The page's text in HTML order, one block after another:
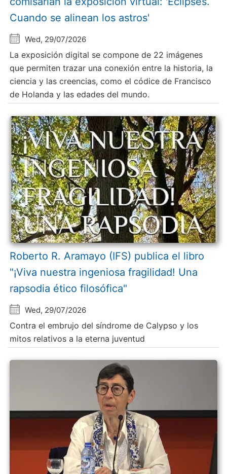
Cuando se alinean los astros'
Wed, 29/07/2026
La exposición digital se compone de 22 imágenes
que permiten trazar una conexión entre la historia, la
ciencia y las creencias, como el códice de Francisco
de Holanda y las edades del mundo.
Roberto R. Aramayo (IFS) publica el libro
"¡Viva nuestra ingeniosa fragilidad! Una
rapsodia ético filosófica"
Wed, 29/07/2026
Contra el embrujo del síndrome de Calypso y los
mitos relativos a la eterna juventud